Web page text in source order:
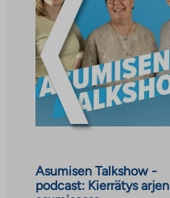
t
e
n
v
ä
l
e
Asumisen Talkshow -
podcast: Kierrätys arjen